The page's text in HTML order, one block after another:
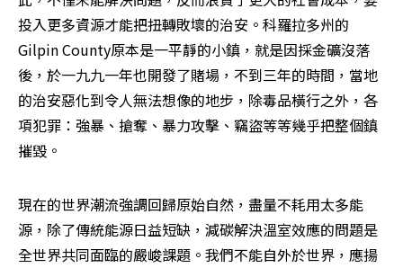
投入更多資源才能把扭轉敗壞的治安。科羅拉多州的
Gilpin County原本是一平靜的小鎮，就是因採金礦沒落
後，於一九九一年也開發了賭場，不到三年的時間，當地
的治安惡化到令人無法想像的地步，除毒品橫行之外，各
項犯罪：強暴、搶奪、暴力攻擊、竊盜等等幾乎把整個鎮
摧毀。
現在的世界潮流強調回歸原始自然，盡量不耗用太多能
源，除了傳統能源日益短缺，減碳解決溫室效應的問題是
全世界共同面臨的嚴峻課題。我們不能自外於世界，應揚